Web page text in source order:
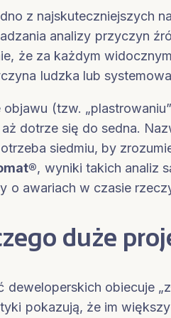
z najskuteczniejszych
analizy przyczyn
że za każdym
ludzka lub
(tzw.
dotrze się do sedna.
siedmiu, by
, wyniki takich analiz
o awariach w czasie
duże
obiecuje
pokazują, że im